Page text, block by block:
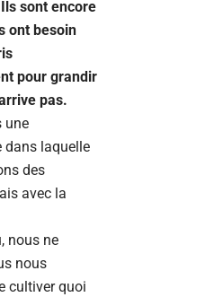
sont encore
ont besoin
pour grandir
pas.
une
dans laquelle
des
avec la
nous ne
nous
cultiver quoi